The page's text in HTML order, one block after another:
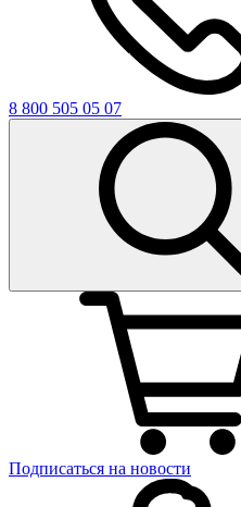
8 800 505 05 07
Подписаться на новости